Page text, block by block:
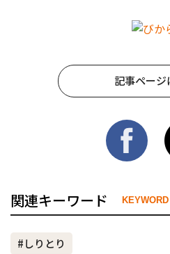
記事ページ
関連キーワード KEYWORD
#しりとり